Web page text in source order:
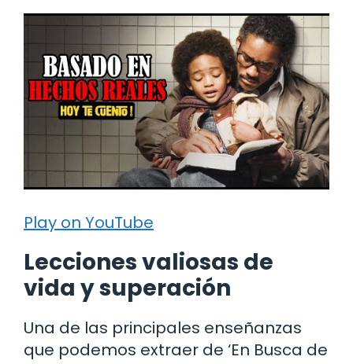
Play on YouTube
Lecciones valiosas de
vida y superación
Una de las principales enseñanzas
que podemos extraer de ‘En Busca de